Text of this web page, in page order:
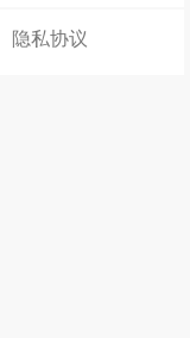
隐私协议